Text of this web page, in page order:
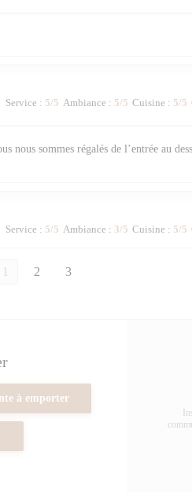
Service : 5/5 Ambiance : 5/5 Cuisine : 5/5
nous sommes régalés de l’entrée au
Service : 5/5 Ambiance : 3/5 Cuisine : 5/5
1 2 3
à emporter